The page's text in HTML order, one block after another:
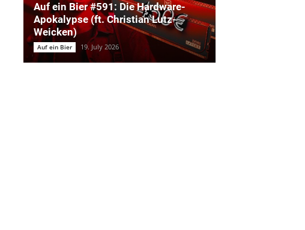
Auf ein Bier #591: Die Hardware-
Apokalypse (ft. Christian Lutz-
Weicken)
Auf ein Bier 19. July 2026